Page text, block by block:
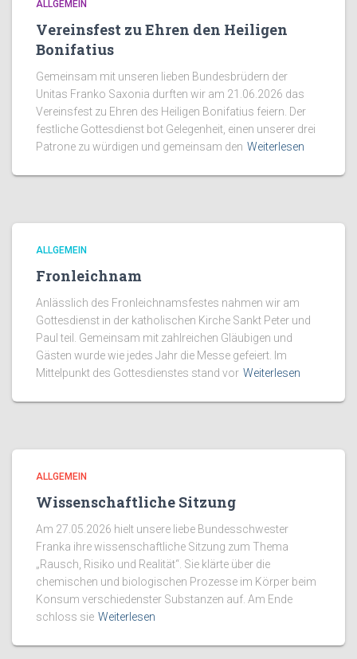
ALLGEMEIN
Vereinsfest zu Ehren den Heiligen
Bonifatius
Gemeinsam mit unseren lieben Bundesbrüdern der
Unitas Franko Saxonia durften wir am 21.06.2026 das
Vereinsfest zu Ehren des Heiligen Bonifatius feiern. Der
festliche Gottesdienst bot Gelegenheit, einen unserer drei
Patrone zu würdigen und gemeinsam den Weiterlesen
ALLGEMEIN
Fronleichnam
Anlässlich des Fronleichnamsfestes nahmen wir am
Gottesdienst in der katholischen Kirche Sankt Peter und
Paul teil. Gemeinsam mit zahlreichen Gläubigen und
Gästen wurde wie jedes Jahr die Messe gefeiert. Im
Mittelpunkt des Gottesdienstes stand vor Weiterlesen
ALLGEMEIN
Wissenschaftliche Sitzung
Am 27.05.2026 hielt unsere liebe Bundesschwester
Franka ihre wissenschaftliche Sitzung zum Thema
„Rausch, Risiko und Realität“. Sie klärte über die
chemischen und biologischen Prozesse im Körper beim
Konsum verschiedenster Substanzen auf. Am Ende
schloss sie Weiterlesen